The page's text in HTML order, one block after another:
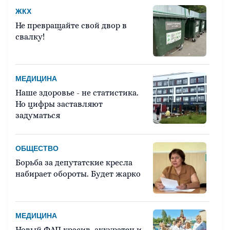
ЖКХ
Не превращайте свой двор в
свалку!
МЕДИЦИНА
Наше здоровье - не статистика.
Но цифры заставляют
задуматься
ОБЩЕСТВО
Борьба за депутатские кресла
набирает обороты. Будет жарко
МЕДИЦИНА